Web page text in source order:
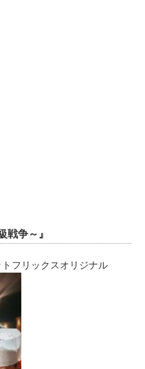
戦争～』
フリックスオリジナル